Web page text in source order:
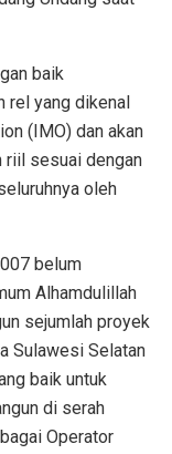
baik
rel yang dikenal
(IMO) dan akan
riil sesuai dengan
oleh
belum
Alhamdulillah
sejumlah proyek
Sulawesi Selatan
baik untuk
di serah
Operator